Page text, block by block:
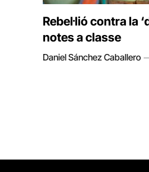
Rebel·lió contra la
notes a classe
Daniel Sánchez Caballero